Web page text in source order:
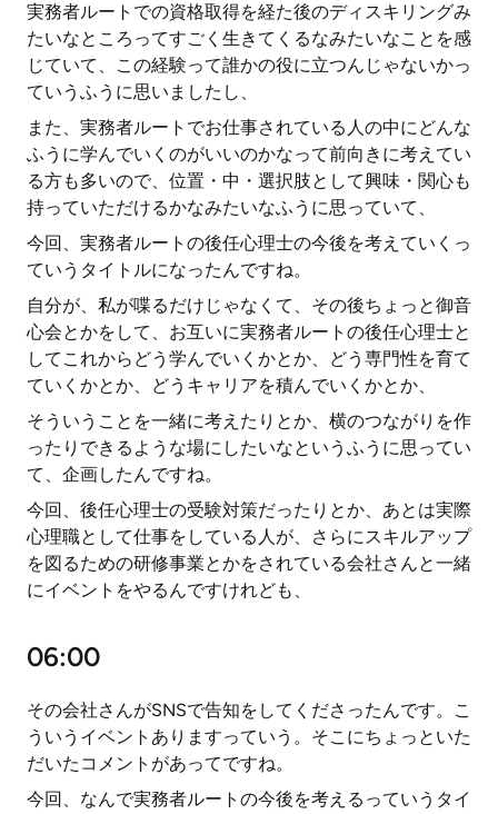
実務者ルートでの資格取得を経た後のディスキリングみ
たいなところってすごく生きてくるなみたいなことを感
じていて、この経験って誰かの役に立つんじゃないかっ
ていうふうに思いましたし、
また、実務者ルートでお仕事されている人の中にどんな
ふうに学んでいくのがいいのかなって前向きに考えてい
る方も多いので、位置・中・選択肢として興味・関心も
持っていただけるかなみたいなふうに思っていて、
今回、実務者ルートの後任心理士の今後を考えていくっ
ていうタイトルになったんですね。
自分が、私が喋るだけじゃなくて、その後ちょっと御音
心会とかをして、お互いに実務者ルートの後任心理士と
してこれからどう学んでいくかとか、どう専門性を育て
ていくかとか、どうキャリアを積んでいくかとか、
そういうことを一緒に考えたりとか、横のつながりを作
ったりできるような場にしたいなというふうに思ってい
て、企画したんですね。
今回、後任心理士の受験対策だったりとか、あとは実際
心理職として仕事をしている人が、さらにスキルアップ
を図るための研修事業とかをされている会社さんと一緒
にイベントをやるんですけれども、
06:00
その会社さんがSNSで告知をしてくださったんです。こ
ういうイベントありますっていう。そこにちょっといた
だいたコメントがあってですね。
今回、なんで実務者ルートの今後を考えるっていうタイ